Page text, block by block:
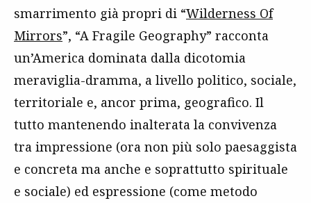
smarrimento già propri di “Wilderness Of
Mirrors”, “A Fragile Geography” racconta
un’America dominata dalla dicotomia
meraviglia-dramma, a livello politico, sociale,
territoriale e, ancor prima, geografico. Il
tutto mantenendo inalterata la convivenza
tra impressione (ora non più solo paesaggista
e concreta ma anche e soprattutto spirituale
e sociale) ed espressione (come metodo